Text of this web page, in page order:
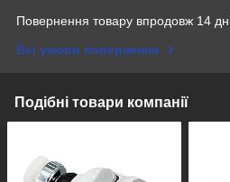
Повернення товару впродовж 14
Всі умови повернення
Подібні товари компанії